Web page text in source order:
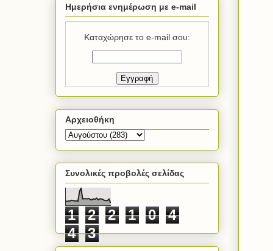
Ημερήσια ενημέρωση με e-mail
Καταχώρησε το e-mail σου:
Αρχειοθήκη
Συνολικές προβολές σελίδας
1 2 2 1 0
4
4
3